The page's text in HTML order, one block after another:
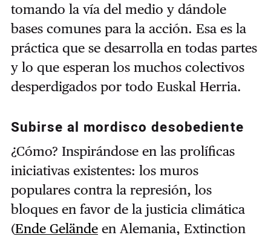
tomando la vía del medio y dándole
bases comunes para la acción. Esa es la
práctica que se desarrolla en todas partes
y lo que esperan los muchos colectivos
desperdigados por todo Euskal Herria.
Subirse al mordisco desobediente
¿Cómo? Inspirándose en las prolíficas
iniciativas existentes: los muros
populares contra la represión, los
bloques en favor de la justicia climática
(Ende Geländeen Alemania, Extinction